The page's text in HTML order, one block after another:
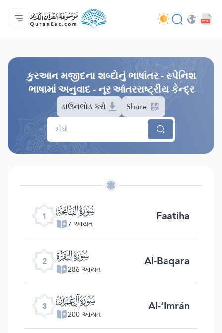
મુખ્ય પેજ
ભાષાંતરોની યાદી
Audio
વિકાસકની સેવાઓ - API
પ્રોજેકટ વિશે
અમારો સંપર્ક
ભાષા
કુરઆન મજીદના શબ્દોનું ભાષાંતર - સ્પેનિશ
ભાષામાં અનુવાદ - નૂર આંતરરાષ્ટ્રીય કેન્દ્ર
ડાઉનલોડ કરો Share
1 ﮍ
7 આયત Faatiha
2 ﮎ
286 આયત Al-Baqara
3 ﮏ
200 આયત Al-‘Imrán